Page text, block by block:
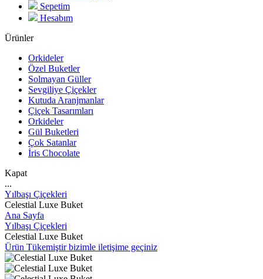
Sepetim
Hesabım
Ürünler
Orkideler
Özel Buketler
Solmayan Güller
Sevgiliye Çiçekler
Kutuda Aranjmanlar
Çiçek Tasarımları
Orkideler
Gül Buketleri
Çok Satanlar
İris Chocolate
Kapat
...
Yılbaşı Çiçekleri
Celestial Luxe Buket
Ana Sayfa
Yılbaşı Çiçekleri
Celestial Luxe Buket
Ürün Tükemiştir bizimle iletişime geçiniz